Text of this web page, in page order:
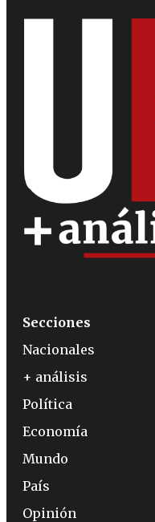
Secciones
Nacionales
+ análisis
Política
Economía
Mundo
País
Opinión